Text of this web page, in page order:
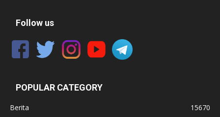
Follow us
POPULAR CATEGORY
Berita
15670